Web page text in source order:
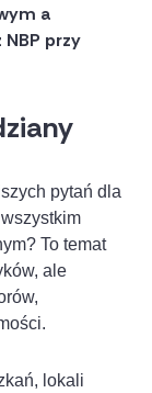
a
przy
pytań dla
To temat
ale
lokali